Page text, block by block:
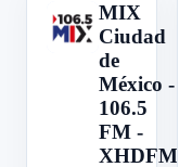
M
MIX
Ciudad
de
México -
106.5
FM -
XHDFM-